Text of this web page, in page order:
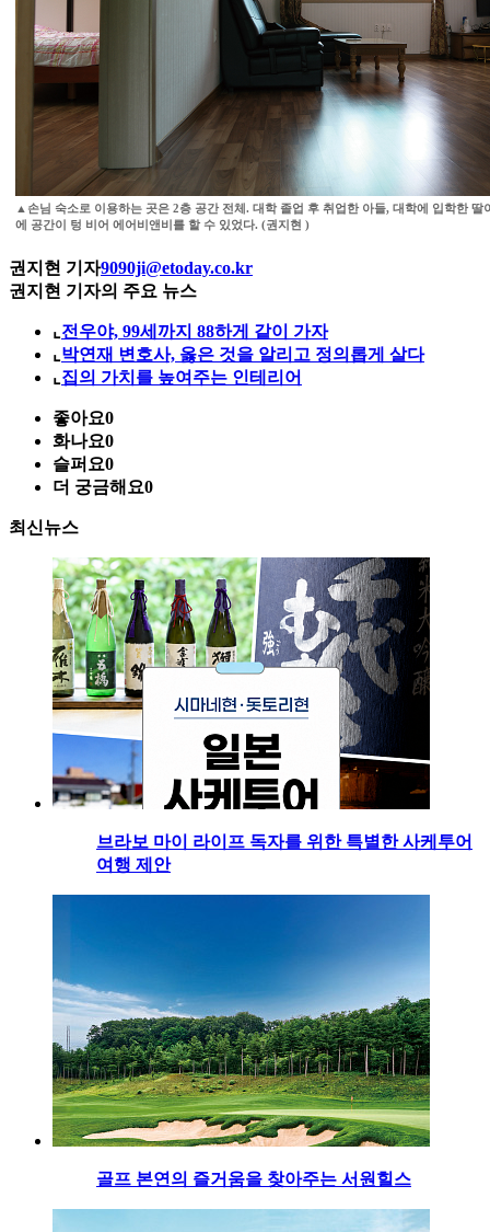
▲손님 숙소로 이용하는 곳은 2층 공간 전체. 대학 졸업 후 취업한 아들, 대학에 입학한 딸
에 공간이 텅 비어 에어비앤비를 할 수 있었다. (권지현 )
권지현 기자9090ji@etoday.co.kr
권지현 기자의 주요 뉴스
⌞ 전우야, 99세까지 88하게 같이 가자
⌞ 박연재 변호사, 옳은 것을 알리고 정의롭게 살다
⌞ 집의 가치를 높여주는 인테리어
좋아요0
화나요0
슬퍼요0
더 궁금해요0
최신뉴스
브라보 마이 라이프 독자를 위한 특별한 사케투어
여행 제안
골프 본연의 즐거움을 찾아주는 서원힐스